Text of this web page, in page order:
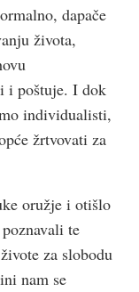
dapače
života,
i poštuje. I dok
individualisti,
žrtvovati za
oružje i otišlo
te
za slobodu
nam se